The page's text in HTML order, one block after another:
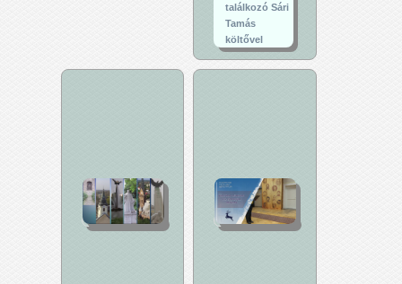
találkozó Sári
Tamás
költővel